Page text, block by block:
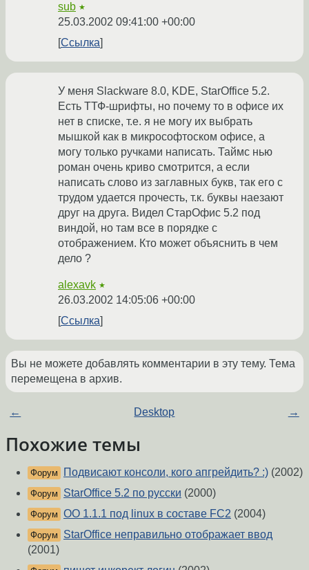
sub ★
25.03.2002 09:41:00 +00:00
Ссылка
У меня Slackware 8.0, KDE, StarOffice 5.2.
Есть ТТФ-шрифты, но почему то в офисе их
нет в списке, т.е. я не могу их выбрать
мышкой как в микрософтоском офисе, а
могу только ручками написать. Таймс нью
роман очень криво смотрится, а если
написать слово из заглавных букв, так его с
трудом удается прочесть, т.к. буквы наезают
друг на друга. Видел СтарОфис 5.2 под
виндой, но там все в порядке с
отображением. Кто может объяснить в чем
дело ?
alexavk ★
26.03.2002 14:05:06 +00:00
Ссылка
Вы не можете добавлять комментарии в эту тему. Тема
перемещена в архив.
← Desktop →
Похожие темы
Форум Подвисают консоли, кого апгрейдить? :) (2002)
Форум StarOffice 5.2 по русски (2000)
Форум OO 1.1.1 под linux в составе FC2 (2004)
Форум
StarOffice неправильно отображает ввод
(2001)